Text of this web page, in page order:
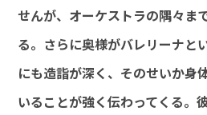
せんが、オーケストラの隅々ま
る。さらに奥様がバレリーナと
にも造詣が深く、そのせいか身
いることが強く伝わってくる。